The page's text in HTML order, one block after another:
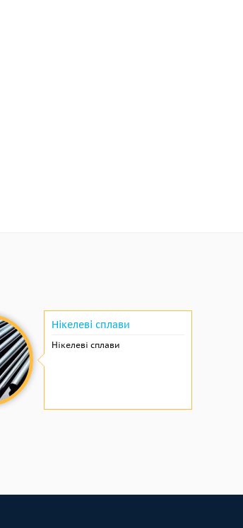
Нікелеві сплави
Нікелеві сплави